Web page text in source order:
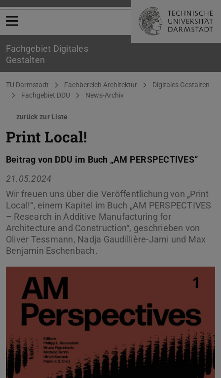
Menü öffnen
Fachgebiet Digitales
Gestalten
Sie befinden sich hier:
TU Darmstadt Fachbereich Architektur
Digitales Gestalten
Fachgebiet DDU
News-Archiv
zurück zur Liste
Print Local!
Beitrag von DDU im Buch „AM PERSPECTIVES“
21.05.2024
Wir freuen uns über die Veröffentlichung von „Print
Local!“, einem Kapitel im Buch „AM PERSPECTIVES
– Research in Additive Manufacturing for
Architecture and Construction“, geschrieben von
Oliver Tessmann, Nadja Gaudillière-Jami und Max
Benjamin Eschenbach.